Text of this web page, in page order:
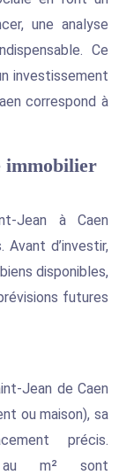
une analyse
Ce
investissement
correspond à
immobilier
Jean à Caen
d’investir,
disponibles,
futures
Jean de Caen
ou maison), sa
précis.
au m² sont